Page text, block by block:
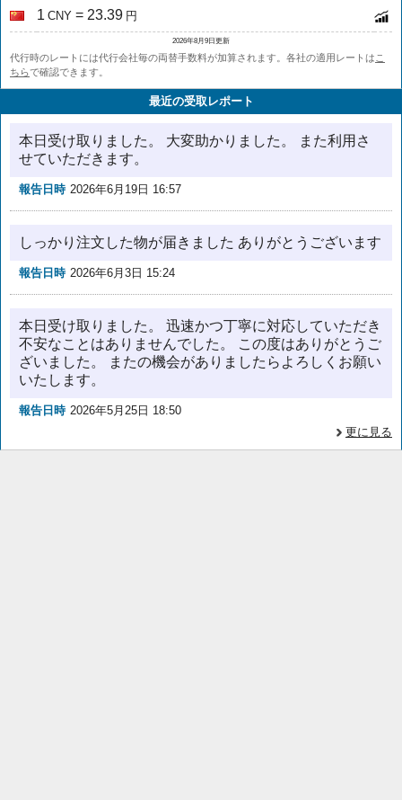
1 CNY = 23.39 円
2026年8月9日更新
代行時のレートには代行会社毎の両替手数料が加算されます。各社の適用レートは こ
ちらで確認できます。
最近の受取レポート
本日受け取りました。 大変助かりました。 また利用さ
せていただきます。
報告日時 2026年6月19日 16:57
しっかり注文した物が届きました ありがとうございます
報告日時 2026年6月3日 15:24
本日受け取りました。 迅速かつ丁寧に対応していただき
不安なことはありませんでした。 この度はありがとうご
ざいました。 またの機会がありましたらよろしくお願い
いたします。
報告日時 2026年5月25日 18:50
更に見る